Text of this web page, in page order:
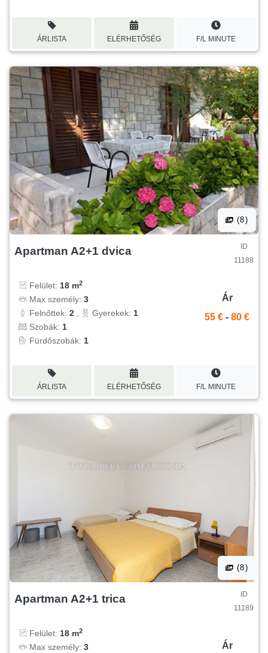
ÁRLISTA ELÉRHETŐSÉG F/L MINUTE
(8)
Apartman A2+1 dvica
ID
11188
Felület: 18 m2
Max személy: 3
Felnőttek: 2 , Gyerekek: 1
Szobák: 1
Fürdőszobák: 1
Ár
55 € - 80 €
ÁRLISTA ELÉRHETŐSÉG F/L MINUTE
(8)
Apartman A2+1 trica
ID
11189
Felület: 18 m2
Max személy: 3
Ár